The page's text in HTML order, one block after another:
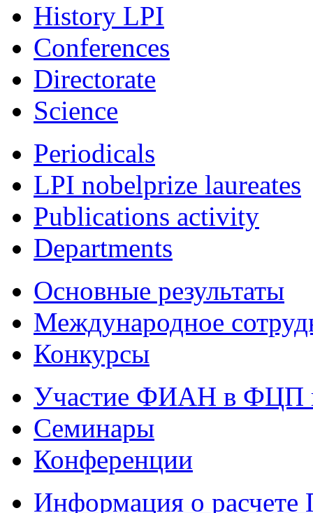
History LPI
Conferences
Directorate
Science
Periodicals
LPI nobelprize laureates
Publications activity
Departments
Основные результаты
Международное
Конкурсы
Участие ФИАН в ФЦП
Семинары
Конференции
Информация о